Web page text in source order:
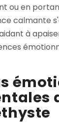
ou en
calmante
à